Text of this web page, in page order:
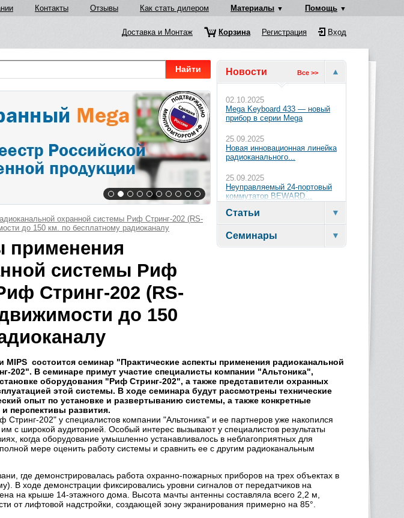
Контакты Отзывы Как стать дилером Материалы Помощь
Доставка и Монтаж Корзина Регистрация Вход
Новости Все >>
02.10.2025
Mega Keyboard 433 — новый
прибор в серии Mega
25.09.2025
Новая инновационная линейка
радиоканального...
25.09.2025
Неуправляемый 24-портовый
коммутатор BEWARD...
Статьи
Семинары
Найти
охранной системы Риф Стринг-202 (RS-
до 150 км. по бесплатному радиоканалу
применения
системы Риф
Стринг-202 (RS-
до 150
состоится семинар "Практические аспекты применения радиоканальной
202". В семинаре примут участие специалисты компании "Альтоника",
оборудования "Риф Стринг-202", а также представители охранных
этой системы. В ходе семинара будут рассмотрены технические
опыт по установке и развертыванию системы, а также конкретные
перспективы развития.
202" у специалистов компании "Альтоника" и ее партнеров уже накопился
с широкой аудиторией. Особый интерес вызывают у специалистов результаты
когда оборудование умышленно устанавливалось в неблагоприятных для
мере оценить работу системы и сравнить ее с другим радиоканальным
где демонстрировалась работа охранно-пожарных приборов на трех объектах в
В ходе демонстрации фиксировались уровни сигналов от передатчиков на
на крыше 14-этажного дома. Высота мачты антенны составляла всего 2,2 м,
от лифтовой надстройки, создающей зону экранирования примерно на 85°.